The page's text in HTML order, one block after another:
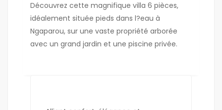
Découvrez cette magnifique villa 6 pièces,
idéalement située pieds dans l?eau à
Ngaparou, sur une vaste propriété arborée
avec un grand jardin et une piscine privée.